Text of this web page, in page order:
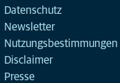
Datenschutz
Newsletter
Nutzungsbestimmungen
Disclaimer
Presse